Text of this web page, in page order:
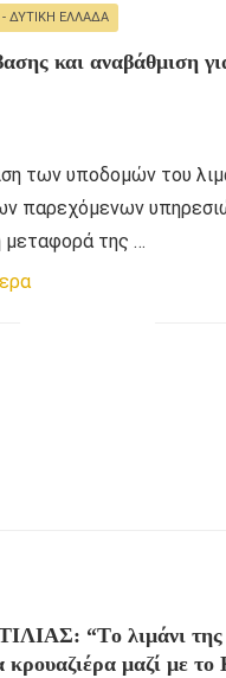
ΔΥΤΙΚΉ ΕΛΛΆΔΑ
και αναβάθμιση
των υποδομών του
παρεχόμενων
μεταφορά της …
“Tο λιμάνι της
κρουαζιέρα μαζί με